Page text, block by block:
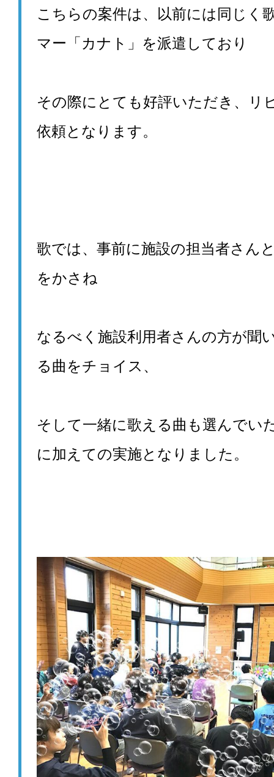
こちらの案件は、以前には同じく
マー「カナト」を派遣しており
その際にとても好評いただき、リ
依頼となります。
歌では、事前に施設の担当者さん
をかさね
なるべく施設利用者さんの方が聞
る曲をチョイス、
そして一緒に歌える曲も選んでい
に加えての実施となりました。